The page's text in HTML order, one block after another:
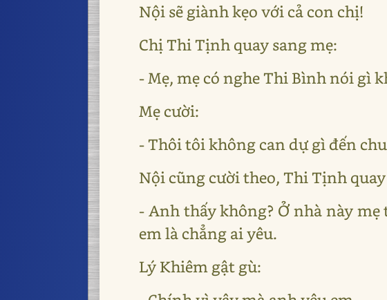
Nội sẽ giành kẹo với cả con chị!
Chị Thi Tịnh quay sang mẹ:
- Mẹ, mẹ có nghe Thi Bình nói gì
Mẹ cười:
- Thôi tôi không can dự gì đến
Nội cũng cười theo, Thi Tịnh
- Anh thấy không? Ở nhà này
em là chẳng ai yêu.
Lý Khiêm gật gù: